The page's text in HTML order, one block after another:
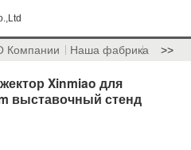
Компании Наша фабрика >>
Xinmiao для
выставочный стенд